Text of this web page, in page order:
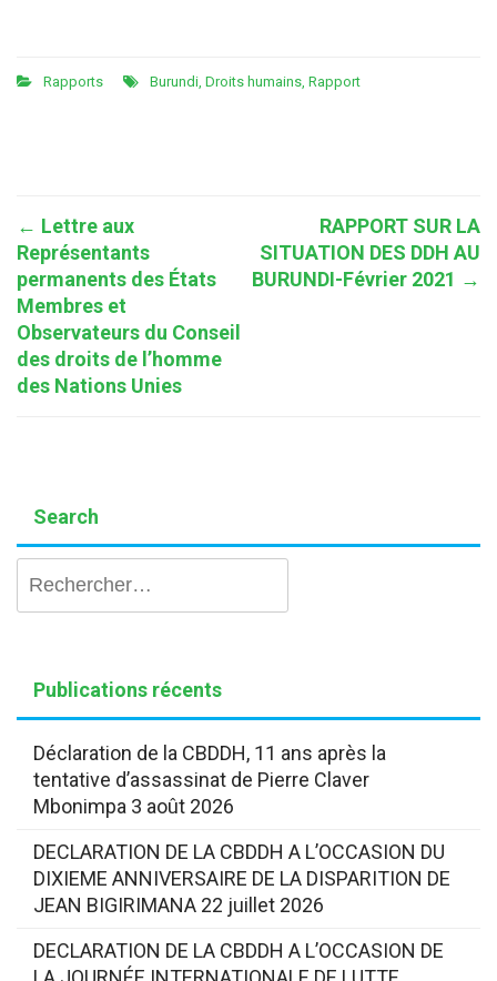
Rapports Burundi, Droits humains, Rapport
Post
navigation
← Lettre aux
Représentants
permanents des États
Membres et
Observateurs du Conseil
des droits de l’homme
des Nations Unies
RAPPORT SUR LA
SITUATION DES DDH AU
BURUNDI-Février 2021 →
Search
Publications récents
Déclaration de la CBDDH, 11 ans après la
tentative d’assassinat de Pierre Claver
Mbonimpa 3 août 2026
DECLARATION DE LA CBDDH A L’OCCASION DU
DIXIEME ANNIVERSAIRE DE LA DISPARITION DE
JEAN BIGIRIMANA 22 juillet 2026
DECLARATION DE LA CBDDH A L’OCCASION DE